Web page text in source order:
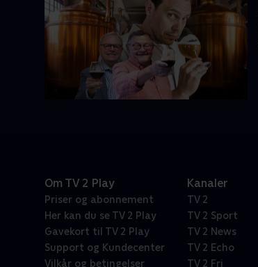
Om TV 2 Play
Priser og abonnement
Her kan du se TV 2 Play
Gavekort til TV 2 Play
Support og Kundecenter
Vilkår og betingelser
Kanaler
TV 2
TV 2 Sport
TV 2 News
TV 2 Echo
TV 2 Fri